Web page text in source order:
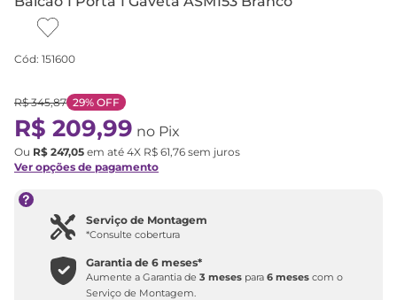
Cód: 151600
R$ 345,87 29% OFF
R$ 209,99 no Pix
Ou R$ 247,05 em até 4X R$ 61,76 sem juros
Ver opções de pagamento
Serviço de Montagem
*Consulte cobertura
Garantia de6 meses*
Aumente a Garantia de3 meses para6 meses com o
Serviço de Montagem.